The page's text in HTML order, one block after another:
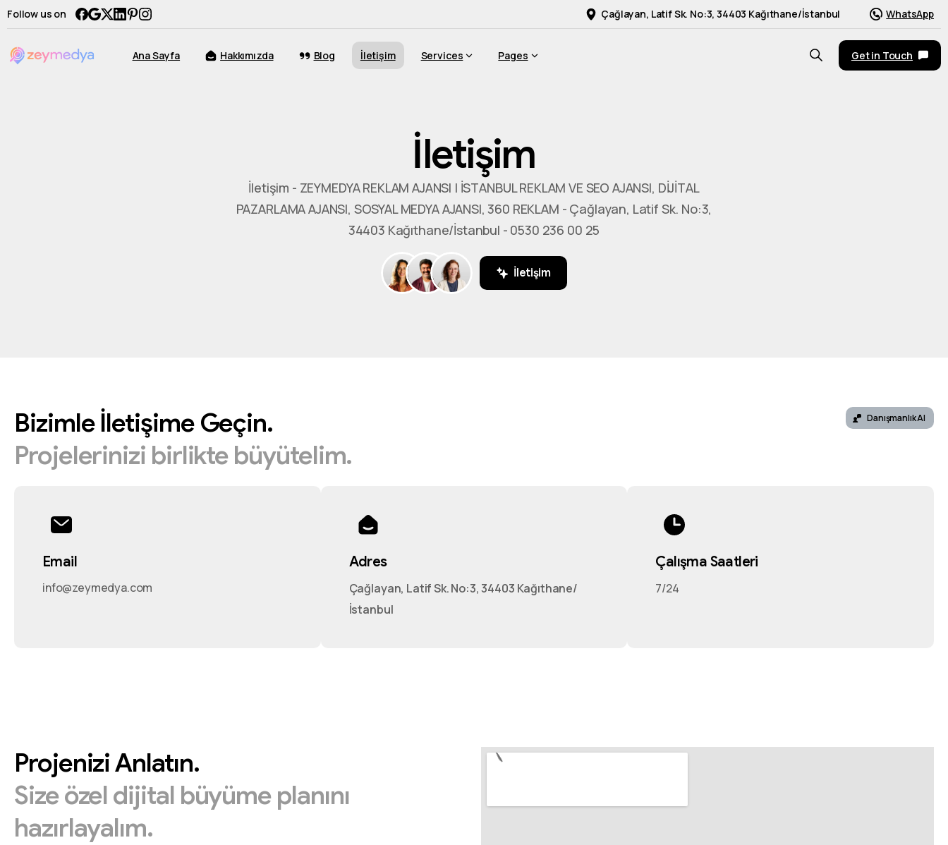
Follow us on Çağlayan, Latif Sk. No:3, 34403 Kağıthane/İstanbul WhatsApp
Ana Sayfa Hakkımızda Blog İletişim Services Pages Get in Touch
İletişim
İletişim - ZEYMEDYA REKLAM AJANSI | İSTANBUL REKLAM VE SEO AJANSI, DİJİTAL
PAZARLAMA AJANSI, SOSYAL MEDYA AJANSI, 360 REKLAM - Çağlayan, Latif Sk. No:3,
34403 Kağıthane/İstanbul - 0530 236 00 25
İletişim
Bizimleİletişime Geçin.
Projelerinizi birlikte büyütelim.
Danışmanlık Al
Email
info@zeymedya.com
Adres
Çağlayan, Latif Sk. No:3, 34403 Kağıthane/
İstanbul
Çalışma Saatleri
7/24
ProjeniziAnlatın.
Sizeözel dijital büyüme planını
hazırlayalım.